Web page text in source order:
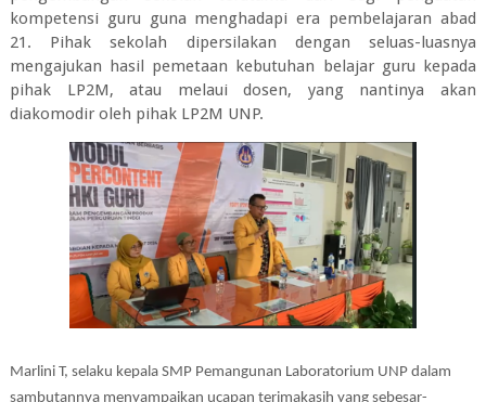
kompetensi guru guna menghadapi era pembelajaran abad
21. Pihak sekolah dipersilakan dengan seluas-luasnya
mengajukan hasil pemetaan kebutuhan belajar guru kepada
pihak LP2M, atau melaui dosen, yang nantinya akan
diakomodir oleh pihak LP2M UNP.
Marlini T, selaku kepala SMP Pemangunan Laboratorium UNP dalam
sambutannya menyampaikan ucapan terimakasih yang sebesar-